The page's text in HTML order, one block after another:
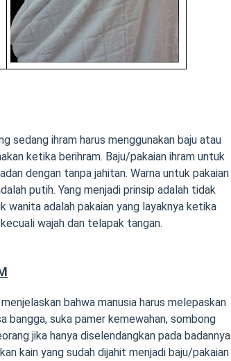
sedang ihram harus menggunakan baju atau
ketika berihram. Baju/pakaian ihram untuk
dengan tanpa jahitan. Warna untuk pakaian
putih. Yang menjadi prinsip adalah tidak
wanita adalah pakaian yang layaknya ketika
wajah dan telapak tangan.
bahwa manusia harus melepaskan
bangga, suka pamer kemewahan, sombong
jika hanya diselendangkan pada badannya
kain yang sudah dijahit menjadi baju/pakaian